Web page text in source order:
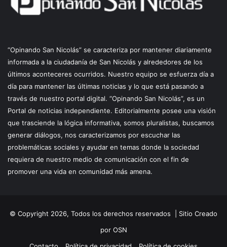
“Opinando San Nicolás” se caracteriza por mantener diariamente
informada a la ciudadanía de San Nicolás y alrededores de los
últimos aconteceres ocurridos. Nuestro equipo se esfuerza día a
día para mantener las últimas noticias y lo que está pasando a
través de nuestro portal digital. “Opinando San Nicolás”, es un
Portal de noticias independiente. Editorialmente posee una visión
que trasciende la lógica informativa, somos pluralistas, buscamos
generar diálogos, nos caracterizamos por escuchar las
problemáticas sociales y ayudar en temas donde la sociedad
requiera de nuestro medio de comunicación con el fin de
promover una vida en comunidad más amena.
© Copyright 2026, Todos los derechos reservados | Sitio Creado
por OSN